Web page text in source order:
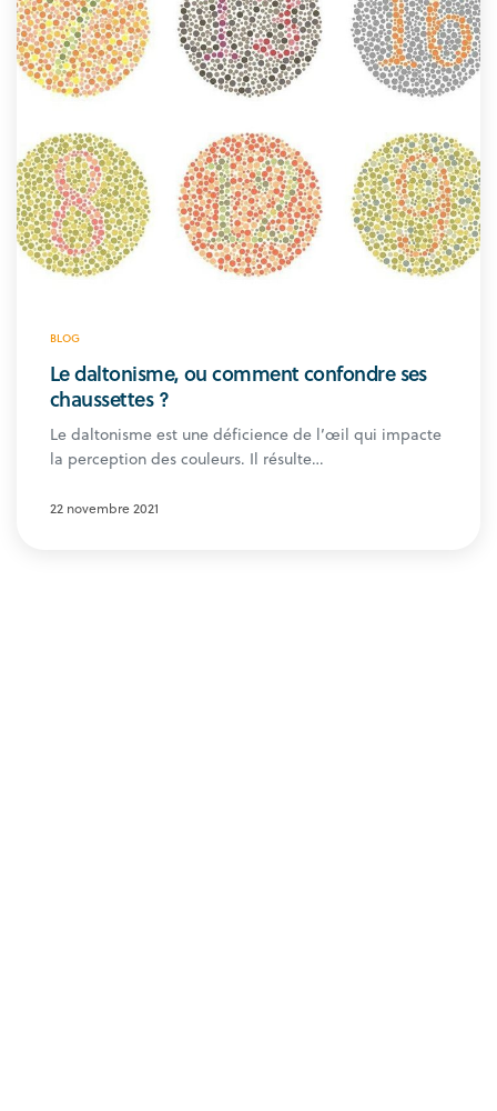
BLOG
Le daltonisme, ou comment confondre ses
chaussettes ?
Le daltonisme est une déficience de l’œil qui impacte
la perception des couleurs. Il résulte…
22 novembre 2021